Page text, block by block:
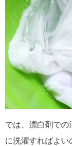
では、漂白剤での
に洗濯すればよい